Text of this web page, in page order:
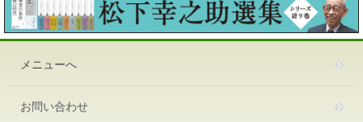
メニューへ
お問い合わせ